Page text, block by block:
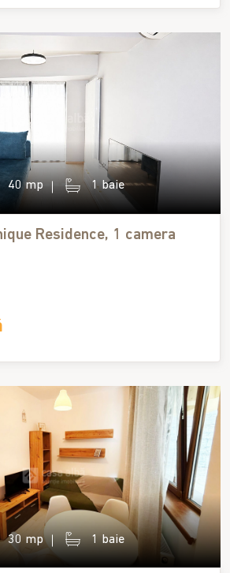
40 mp 1 baie
Residence, 1 camera
30 mp 1 baie